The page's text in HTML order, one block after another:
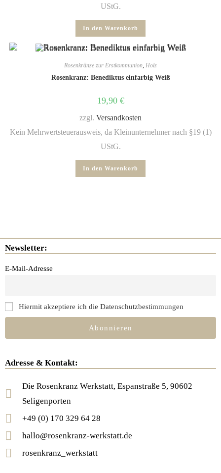
UStG.
In den Warenkorb
Rosenkränze zur Erstkommunion, Holz
Rosenkranz: Benediktus einfarbig Weiß
19,90 €
zzgl. Versandkosten
Kein Mehrwertsteuerausweis, da Kleinunternehmer nach §19 (1)
UStG.
In den Warenkorb
Newsletter:
E-Mail-Adresse
Hiermit akzeptiere ich die Datenschutzbestimmungen
Adresse & Kontakt:
Die Rosenkranz Werkstatt, Espanstraße 5, 90602
Seligenporten
+49 (0) 170 329 64 28
hallo@rosenkranz-werkstatt.de
rosenkranz_werkstatt